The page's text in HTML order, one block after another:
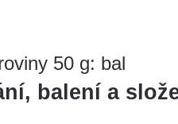
50 g: bal
balení a